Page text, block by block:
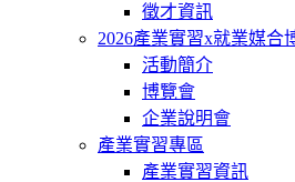
徵才資訊
2026產業實習x就業媒合
活動簡介
博覽會
企業說明會
產業實習專區
產業實習資訊